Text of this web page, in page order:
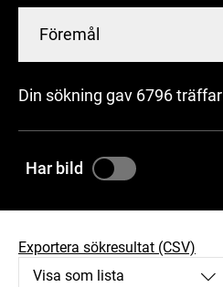
Föremål
Din sökning gav 6796 träffar
Har bild
Exportera sökresultat (CSV)
Visa som lista